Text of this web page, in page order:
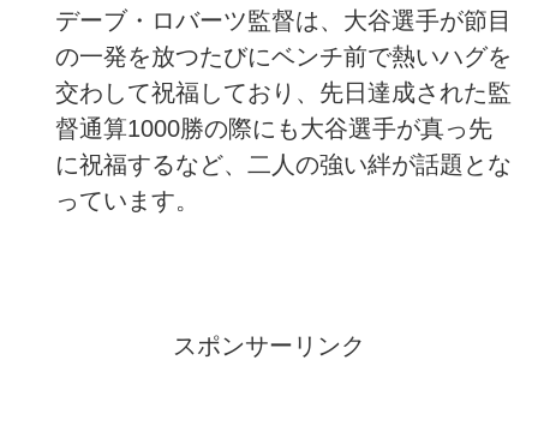
デーブ・ロバーツ監督は、大谷選手が節目
の一発を放つたびにベンチ前で熱いハグを
交わして祝福しており、先日達成された監
督通算1000勝の際にも大谷選手が真っ先
に祝福するなど、二人の強い絆が話題とな
っています。
スポンサーリンク